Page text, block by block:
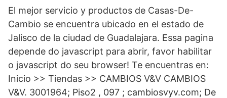
El mejor servicio y productos de Casas-De-
Cambio se encuentra ubicado en el estado de
Jalisco de la ciudad de Guadalajara. Essa pagina
depende do javascript para abrir, favor habilitar
o javascript do seu browser! Te encuentras en:
Inicio >> Tiendas >> CAMBIOS V&V CAMBIOS
V&V. 3001964; Piso2 , 097 ; cambiosvyv.com; De